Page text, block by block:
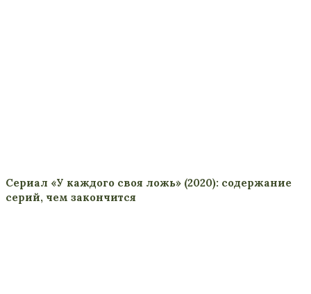
Сериал «У каждого своя ложь» (2020): содержание
серий, чем закончится